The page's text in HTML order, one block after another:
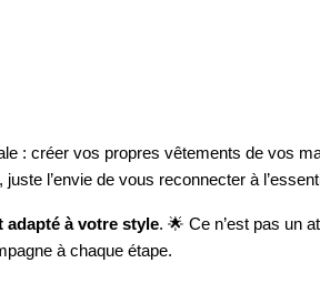
: créer vos propres vêtements de vos
l’envie de vous reconnecter à
à votre style. 🌟 Ce n’est pas un
à chaque étape.